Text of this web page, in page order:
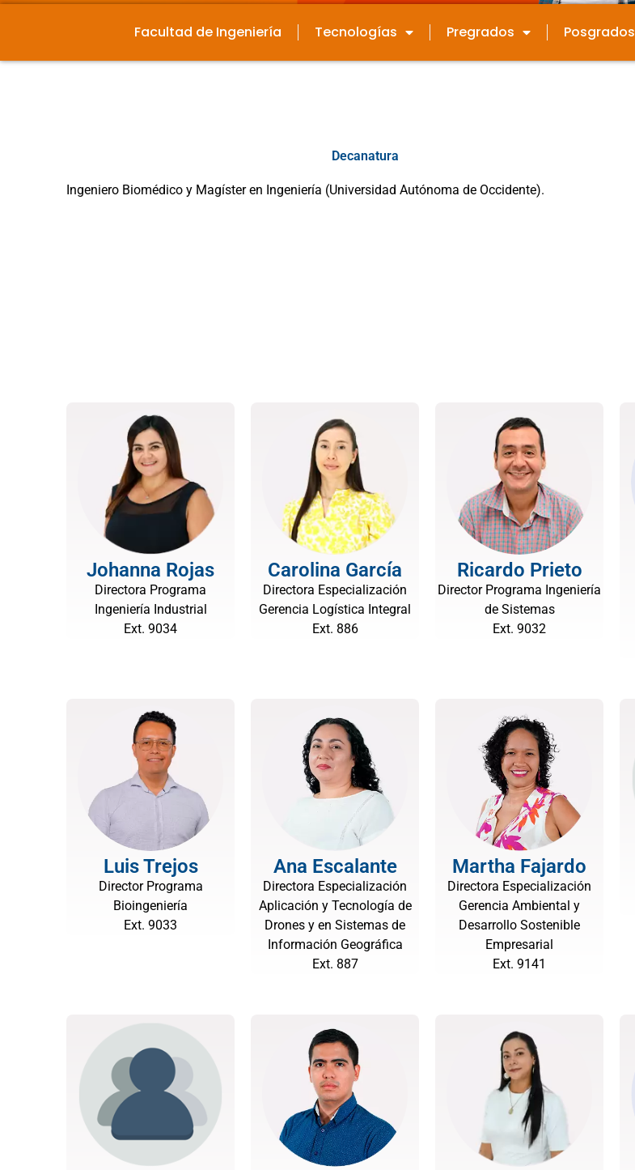
Facultad de Ingeniería Tecnologías Pregrados Posgrados
Decanatura
Ingeniero Biomédico y Magíster en Ingeniería (Universidad Autónoma de Occidente).
Johanna Rojas
Directora Programa
Ingeniería Industrial
Ext. 9034
Carolina García
Directora Especialización
Gerencia Logística Integral
Ext. 886
Ricardo Prieto
Director Programa Ingeniería
de Sistemas
Ext. 9032
Luis Trejos
Director Programa
Bioingeniería
Ext. 9033
Ana Escalante
Directora Especialización
Aplicación y Tecnología de
Drones y en Sistemas de
Información Geográfica
Ext. 887
Martha Fajardo
Directora Especialización
Gerencia Ambiental y
Desarrollo Sostenible
Empresarial
Ext. 9141